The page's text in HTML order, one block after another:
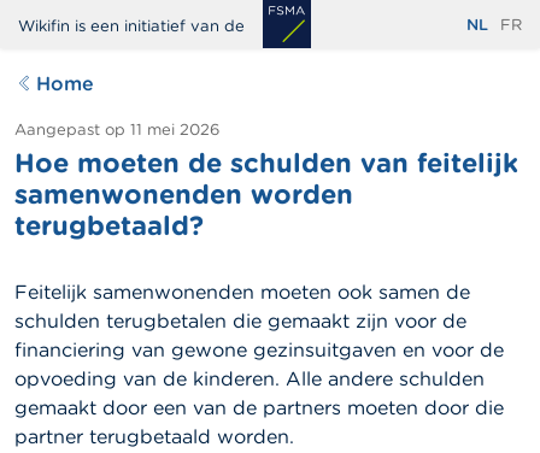
Overslaan
naar
inhoud
gaan
Wikifin is een initiatief van de NL FR
Home
Aangepast op 11 mei 2026
Hoe moeten de schulden van feitelijk
samenwonenden worden
terugbetaald?
Feitelijk samenwonenden moeten ook samen de
schulden terugbetalen die gemaakt zijn voor de
financiering van gewone gezinsuitgaven en voor de
opvoeding van de kinderen. Alle andere schulden
gemaakt door een van de partners moeten door die
partner terugbetaald worden.